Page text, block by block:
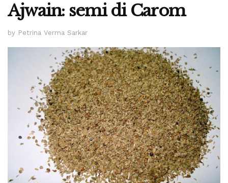
Ajwain: semi di Carom
by Petrina Verma Sarkar